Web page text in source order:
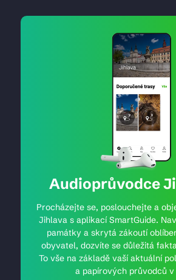
Audioprůvodce
Procházejte se, poslouchejte a
Jihlava s aplikací SmartGuide.
památky a skrytá zákoutí
obyvatel, dozvíte se důležitá
To vše na základě vaší aktuální
a papírových průvodců